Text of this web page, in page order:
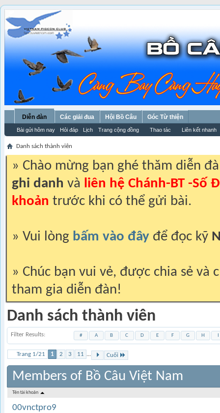
Diễn đàn
Bài gửi hôm nay Hỏi đáp Lịch Trang cộng đồng Thao tác Liên kết nhanh
Các giải đua Hội Bồ Câu Góc Từ thiện
Danh sách thành viên
» Chào mừng bạn ghé thăm diễn
ghi danh và liên hệ Chánh-BT -Số
khoản trước khi có thể gửi bài.
» Vui lòng bấm vào đây để đọc kỹ
» Chúc bạn vui vẻ, được chia sẻ và
tham gia diễn đàn!
Danh sách thành viên
Filter Results # A B C D E F G H
Trang 1/21 1 2 3 11 ... Cuối
Members of Bồ Câu Việt Nam
Tên tài khoản
00vnctpro9